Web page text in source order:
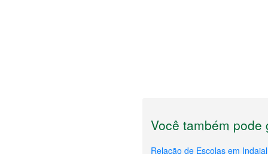
Você também pode
Relação de Escolas em Indaial